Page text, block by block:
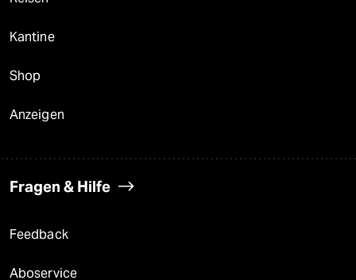
Kantine
Shop
Anzeigen
Fragen & Hilfe
Feedback
Aboservice